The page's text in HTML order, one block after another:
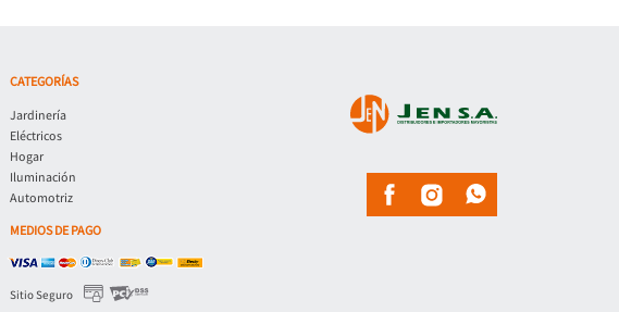
CATEGORÍAS
Jardinería
Eléctricos
Hogar
Iluminación
Automotriz
MEDIOS DE PAGO
Sitio Seguro